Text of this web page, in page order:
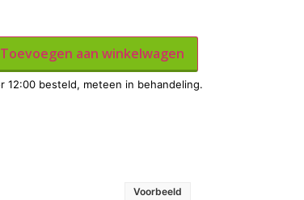
Voorbeeld
Toevoegen aan winkelwagen